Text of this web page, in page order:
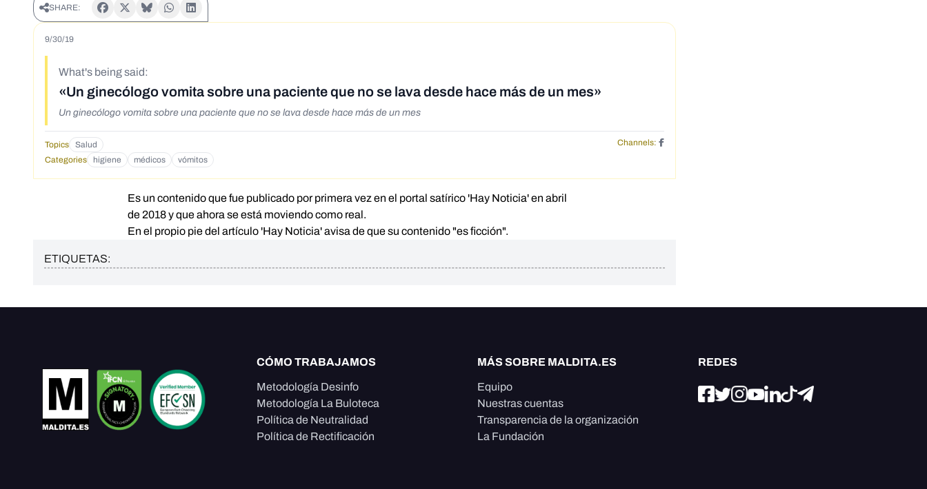
SHARE:
9/30/19
What's being said:
«Un ginecólogo vomita sobre una paciente que no se lava desde hace más de un mes»
Un ginecólogo vomita sobre una paciente que no se lava desde hace más de un mes
Topics Salud
Channels:
Categories
higiene médicos vómitos
Es un contenido que fue publicado por primera vez en el portal satírico 'Hay Noticia' en abril
de 2018 y que ahora se está moviendo como real.
En el propio pie del artículo 'Hay Noticia' avisa de que su contenido "es ficción".
ETIQUETAS:
CÓMO TRABAJAMOS
Metodología Desinfo
Metodología La Buloteca
Política de Neutralidad
Política de Rectificación
MÁS SOBRE MALDITA.ES
Equipo
Nuestras cuentas
Transparencia de la organización
La Fundación
REDES